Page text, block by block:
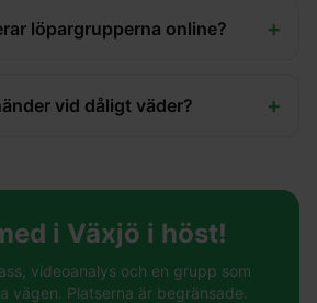
löpargrupperna online? +
vid dåligt väder? +
i Växjö i höst!
videoanalys och en grupp som
vägen. Platserna är begränsade.